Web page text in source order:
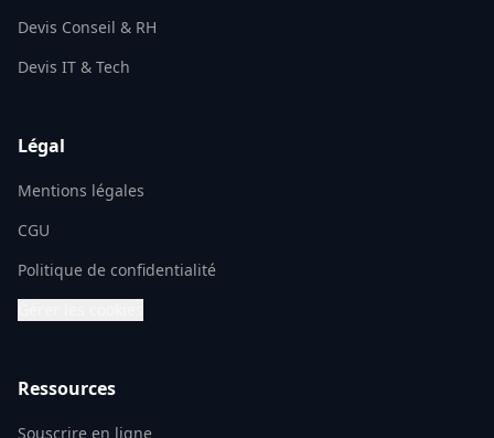
Devis Conseil & RH
Devis IT & Tech
Légal
Mentions légales
CGU
Politique de confidentialité
Ressources
Souscrire en ligne